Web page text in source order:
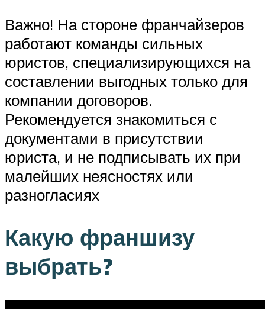
Важно! На стороне франчайзеров
работают команды сильных
юристов, специализирующихся на
составлении выгодных только для
компании договоров.
Рекомендуется знакомиться с
документами в присутствии
юриста, и не подписывать их при
малейших неясностях или
разногласиях
Какую франшизу
выбрать?